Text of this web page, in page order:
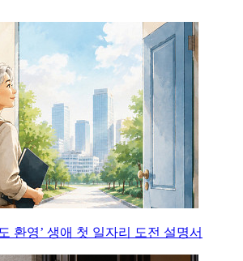
환영’ 생애 첫 일자리 도전 설명서